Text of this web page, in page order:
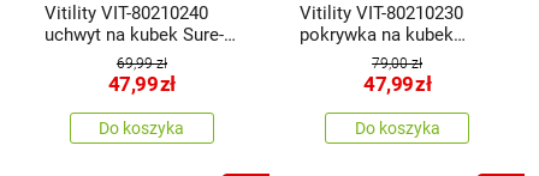
Vitility VIT-80210240
uchwyt na kubek Sure-
69,99 zł
47,99zł
Do koszyka
Vitility VIT-80210230
pokrywka na kubek
Sure-Grip, mała
79,00 zł
47,99zł
Do koszyka